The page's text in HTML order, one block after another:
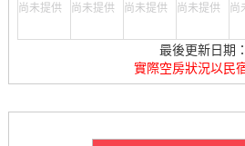
尚未提供 尚未提供 尚未提供 尚未提供 尚
最後更新日期：
實際空房狀況以民